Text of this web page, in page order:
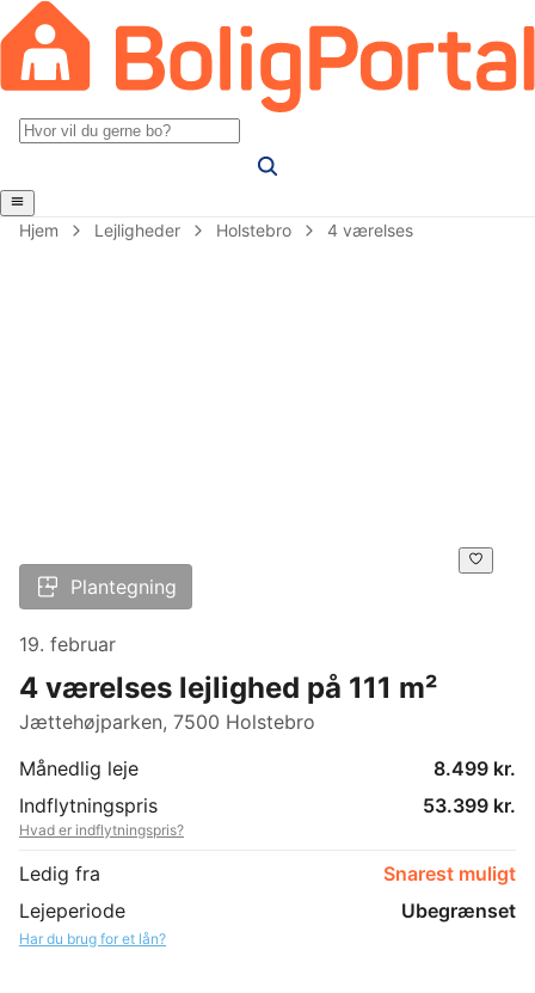
Hjem Lejligheder Holstebro 4 værelses
Plantegning
19. februar
4 værelses lejlighed på 111 m²
Jættehøjparken, 7500 Holstebro
Månedlig leje
8.499 kr.
Indflytningspris
53.399 kr.
Hvad er indflytningspris?
Ledig fra
Snarest muligt
Lejeperiode
Ubegrænset
Har du brug for et lån?